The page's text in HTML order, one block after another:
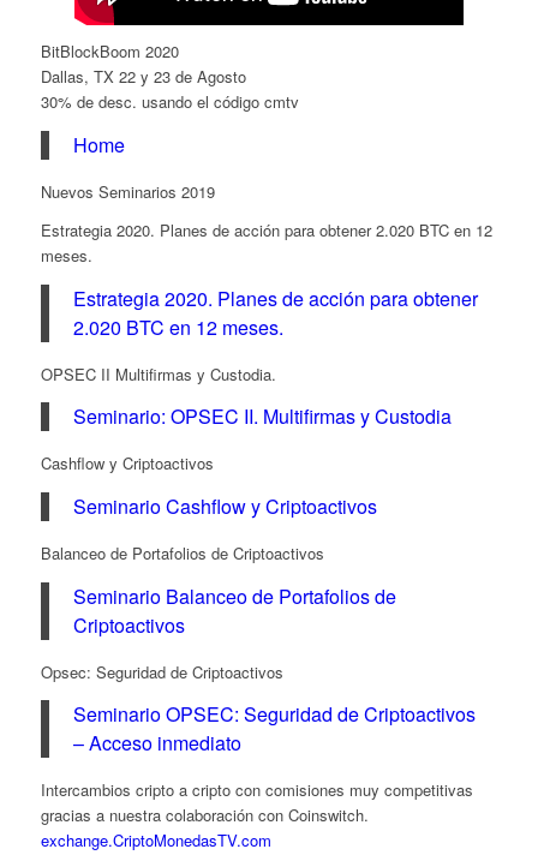
BitBlockBoom 2020
Dallas, TX 22 y 23 de Agosto
30% de desc. usando el código cmtv
Home
Nuevos Seminarios 2019
Estrategia 2020. Planes de acción para obtener 2.020 BTC en 12
meses.
Estrategia 2020. Planes de acción para obtener
2.020 BTC en 12 meses.
OPSEC II Multifirmas y Custodia.
Seminario: OPSEC II. Multifirmas y Custodia
Cashflow y Criptoactivos
Seminario Cashflow y Criptoactivos
Balanceo de Portafolios de Criptoactivos
Seminario Balanceo de Portafolios de
Criptoactivos
Opsec: Seguridad de Criptoactivos
Seminario OPSEC: Seguridad de Criptoactivos
– Acceso inmediato
Intercambios cripto a cripto con comisiones muy competitivas
gracias a nuestra colaboración con Coinswitch.
exchange.CriptoMonedasTV.com